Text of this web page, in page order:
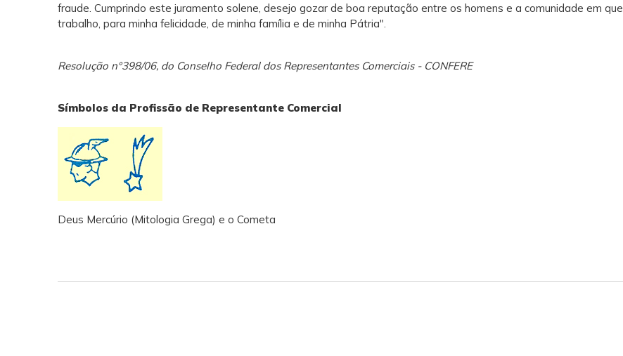
fraude. Cumprindo este juramento solene, desejo gozar de boa reputação entre os homens e a comunidade em que
trabalho, para minha felicidade, de minha família e de minha Pátria".
Resolução n°398/06, do Conselho Federal dos Representantes Comerciais - CONFERE
Símbolos da Profissão de Representante Comercial
Deus Mercúrio (Mitologia Grega) e o Cometa